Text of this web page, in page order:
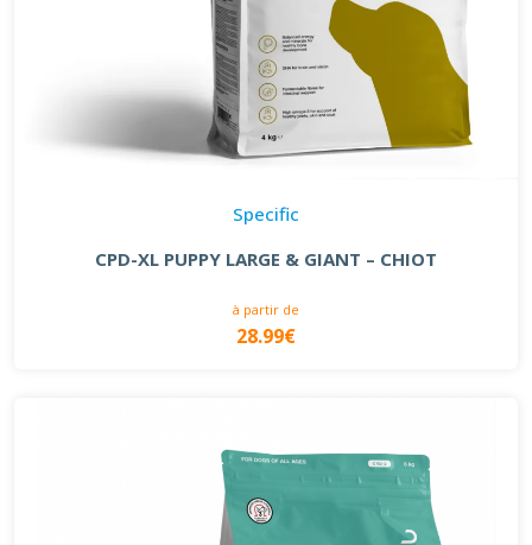
Specific
CPD-XL PUPPY LARGE & GIANT – CHIOT
à partir de
28.99€